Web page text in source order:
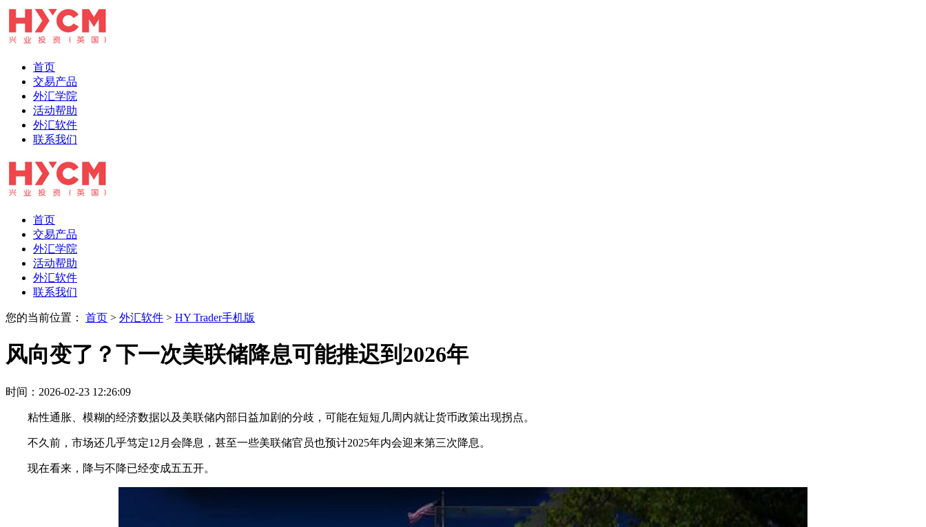
首页
交易产品
外汇学院
活动帮助
外汇软件
联系我们
首页
交易产品
外汇学院
活动帮助
外汇软件
联系我们
您的当前位置： 首页 > 外汇软件 > HY Trader手机版
风向变了？下一次美联储降息可能推迟到2026年
时间：2026-02-23 12:26:09
粘性通胀、模糊的经济数据以及美联储内部日益加剧的分歧，可能在短短几周内就让货币政策出现拐点。
不久前，市场还几乎笃定12月会降息，甚至一些美联储官员也预计2025年内会迎来第三次降息。
现在看来，降与不降已经变成五五开。